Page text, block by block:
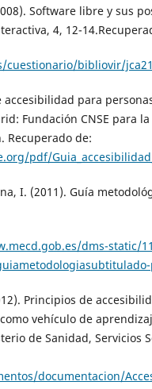
Software libre y sus
4, 12-
cuestionario/bibliovir/
accesibilidad para
Fundación CNSE para
Recuperado de:
pdf/
I. (2011). Guía
dms-static/
Principios de
vehículo de
de Sanidad, Servicios
documentacion/